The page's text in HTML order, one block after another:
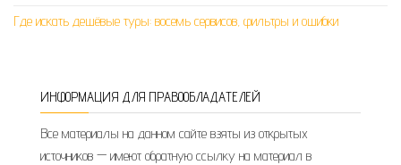
Где искать дешёвые туры: восемь сервисов, фильтры и ошибки
ИНФОРМАЦИЯ ДЛЯ ПРАВООБЛАДАТЕЛЕЙ
Все материалы на данном сайте взяты из открытых
источников — имеют обратную ссылку на материал в